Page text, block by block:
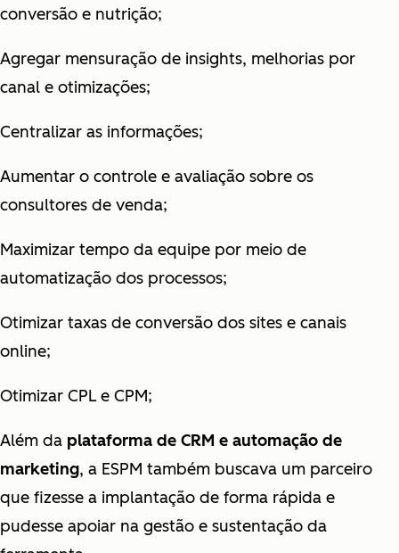
conversão e nutrição;
Agregar mensuração de insights, melhorias por
canal e otimizações;
Centralizar as informações;
Aumentar o controle e avaliação sobre os
consultores de venda;
Maximizar tempo da equipe por meio de
automatização dos processos;
Otimizar taxas de conversão dos sites e canais
online;
Otimizar CPL e CPM;
Além da plataforma de CRM e automação de
marketing, a ESPM também buscava um parceiro
que fizesse a implantação de forma rápida e
pudesse apoiar na gestão e sustentação da